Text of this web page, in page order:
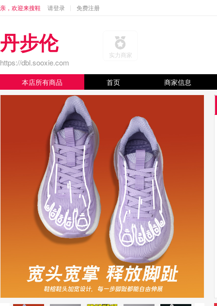
亲，欢迎来搜鞋 请登录 免费注册
丹步伦
https://dbl.sooxie.com
实力商家
本店所有商品 首页 商家信息